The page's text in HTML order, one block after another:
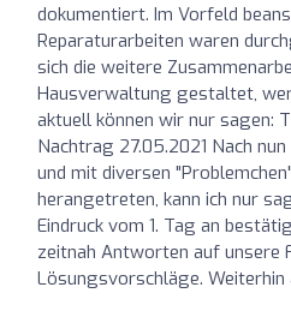
dokumentiert. Im Vorfeld
Reparaturarbeiten waren
sich die weitere
Hausverwaltung gestaltet,
aktuell können wir nur sagen:
Nachtrag 27.05.2021 Nach
und mit diversen
herangetreten, kann ich nur
Eindruck vom 1. Tag an
zeitnah Antworten auf unsere
Lösungsvorschläge. Weiterhin